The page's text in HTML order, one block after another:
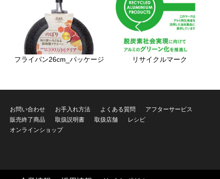
フライパン26cm_パッケージ リサイクルマーク
お問い合わせ お手入れ方法 よくある質問
アフターサービス
販売終了商品
取扱説明書 取扱店舗
レシピ
オンラインショップ